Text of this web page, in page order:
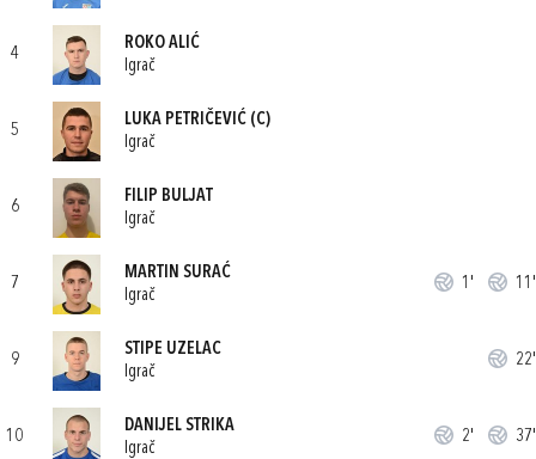
4
ROKO ALIĆ
Igrač
5
LUKA PETRIČEVIĆ (C)
Igrač
6
FILIP BULJAT
Igrač
7
MARTIN SURAĆ
Igrač
1' 11'
9
STIPE UZELAC
Igrač
22'
10
DANIJEL STRIKA
Igrač
2' 37'